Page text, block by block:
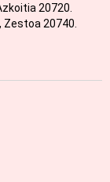
20720.
20740.